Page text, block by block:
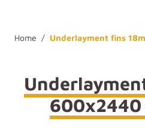
Home / Underlayment fins